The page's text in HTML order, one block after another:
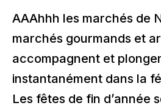
AAAhhh les marchés de
marchés gourmands et
accompagnent et
instantanément dans la
Les fêtes de fin d’année